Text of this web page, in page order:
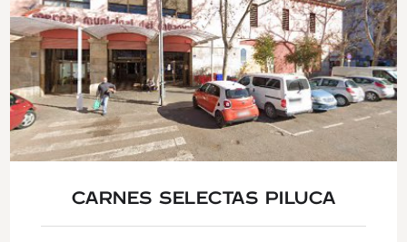
CARNES SELECTAS PILUCA